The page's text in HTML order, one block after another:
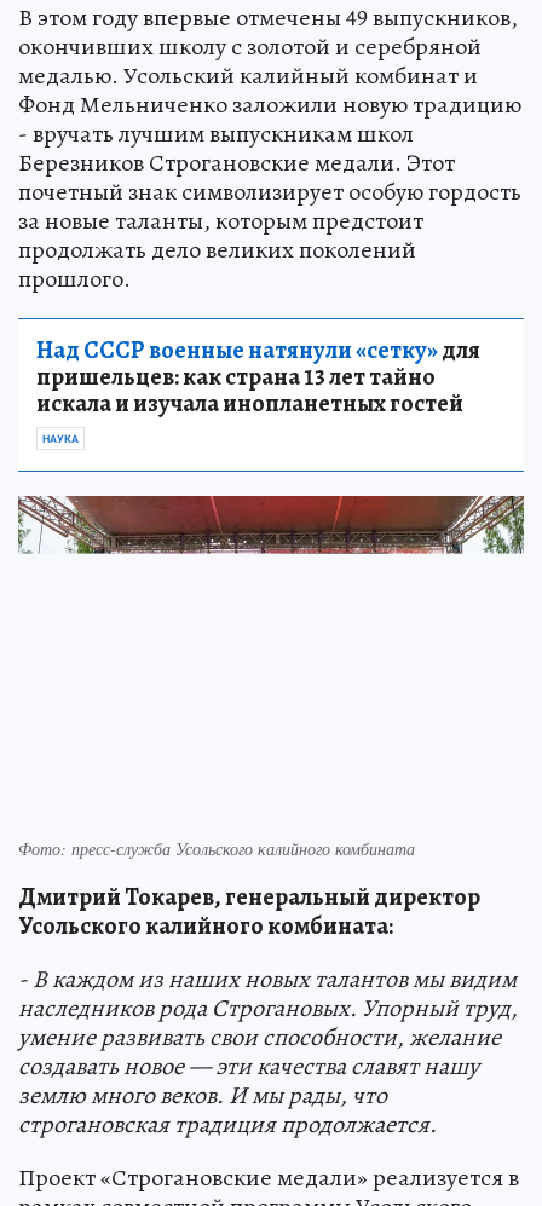
В этом году впервые отмечены 49 выпускников,
окончивших школу с золотой и серебряной
медалью. Усольский калийный комбинат и
Фонд Мельниченко заложили новую традицию
- вручать лучшим выпускникам школ
Березников Строгановские медали. Этот
почетный знак символизирует особую гордость
за новые таланты, которым предстоит
продолжать дело великих поколений
прошлого.
Над СССР военные натянули «сетку»для
пришельцев: как страна 13 лет тайно
искала и изучала инопланетных гостей
НАУКА
Фото: пресс-служба Усольского калийного комбината
Дмитрий Токарев, генеральный директор
Усольского калийного комбината:
- В каждом из наших новых талантов мы видим
наследников рода Строгановых. Упорный труд,
умение развивать свои способности, желание
создавать новое — эти качества славят нашу
землю много веков. И мы рады, что
строгановская традиция продолжается.
Проект «Строгановские медали» реализуется в